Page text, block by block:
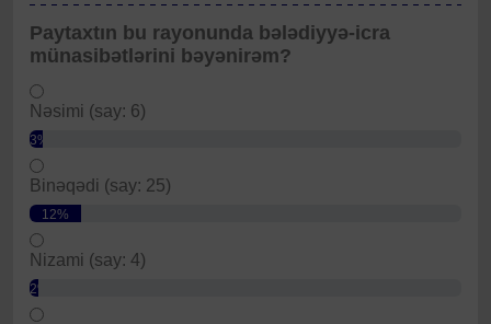
Paytaxtın bu rayonunda bələdiyyə-icra
münasibətlərini bəyənirəm?
Nəsimi (say: 6)
3%
Binəqədi (say: 25)
12%
Nizami (say: 4)
2%